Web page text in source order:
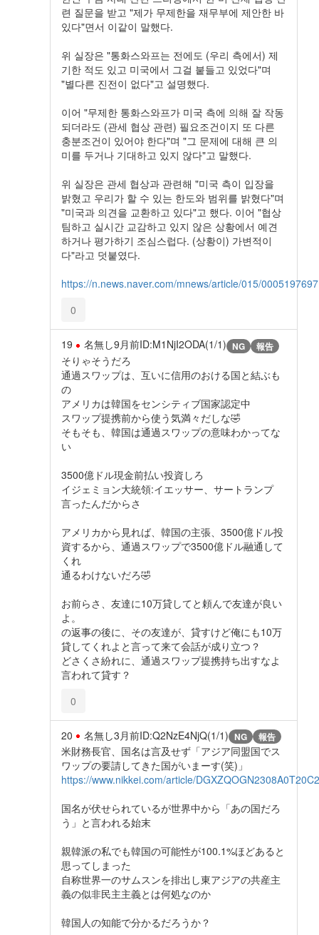
련 질문을 받고 "제가 무제한을 재무부에 제안한 바
있다"면서 이같이 말했다.
위 실장은 "통화스와프는 전에도 (우리 측에서) 제
기한 적도 있고 미국에서 그걸 붙들고 있었다"며
"별다른 진전이 없다"고 설명했다.
이어 "무제한 통화스와프가 미국 측에 의해 잘 작동
되더라도 (관세 협상 관련) 필요조건이지 또 다른
충분조건이 있어야 한다"며 "그 문제에 대해 큰 의
미를 두거나 기대하고 있지 않다"고 말했다.
위 실장은 관세 협상과 관련해 "미국 측이 입장을
밝혔고 우리가 할 수 있는 한도와 범위를 밝혔다"며
"미국과 의견을 교환하고 있다"고 했다. 이어 "협상
팀하고 실시간 교감하고 있지 않은 상황에서 예견
하거나 평가하기 조심스럽다. (상황이) 가변적이
다"라고 덧붙였다.
https://n.news.naver.com/mnews/article/015/0005197697
0
19 名無し9月前ID:M1NjI2ODA(1/1) NG 報告
そりゃそうだろ
通過スワップは、互いに信用のおける国と結ぶも
の
アメリカは韓国をセンシティブ国家認定中
スワップ提携前から使う気満々だしな🤣
そもそも、韓国は通過スワップの意味わかってな
い
3500億ドル現金前払い投資しろ
イジェミョン大統領:イエッサー、サートランプ
言ったんだからさ
アメリカから見れば、韓国の主張、3500億ドル投
資するから、通過スワップで3500億ドル融通して
くれ
通るわけないだろ🤣
お前らさ、友達に10万貸してと頼んで友達が良い
よ。
の返事の後に、その友達が、貸すけど俺にも10万
貸してくれよと言って来て会話が成り立つ？
どさくさ紛れに、通過スワップ提携持ち出すなよ
言われて貸す？
0
20 名無し3月前ID:Q2NzE4NjQ(1/1) NG 報告
米財務長官、国名は言及せず「アジア同盟国でス
ワップの要請してきた国がいまーす(笑)」
https://www.nikkei.com/article/
国名が伏せられているが世界中から「あの国だろ
う」と言われる始末
親韓派の私でも韓国の可能性が100.1%ほどあると
思ってしまった
自称世界一のサムスンを排出し東アジアの共産主
義の似非民主主義とは何処なのか
韓国人の知能で分かるだろうか？